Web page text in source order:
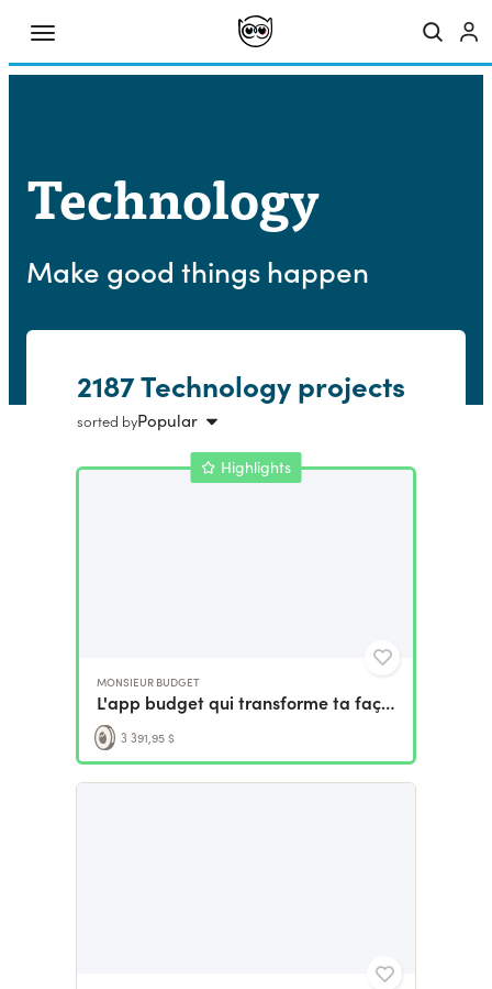
Technology
Make good things happen
2187 Technology projects
sorted byPopular
Highlights
MONSIEUR BUDGET
L'app budget qui transforme ta façon de gérer ton argent
3 391,95 $